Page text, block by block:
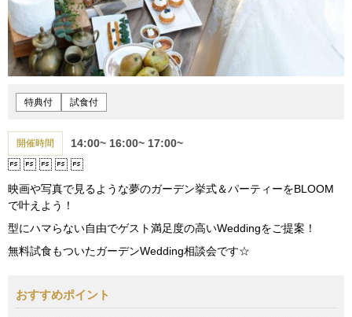
特典付 試食付
開催時間 14:00~ 16:00~ 17:00~
映画や写真で見るような夢のガーデン挙式＆パーティーをBLOOM
で叶えよう！
型にハマらない自由でゲスト満足度の高いWeddingをご提案！
無料試食もついたガーデンWedding相談会です☆
おすすめポイント